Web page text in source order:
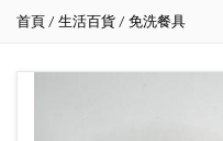
首頁 / 生活百貨 / 免洗餐具